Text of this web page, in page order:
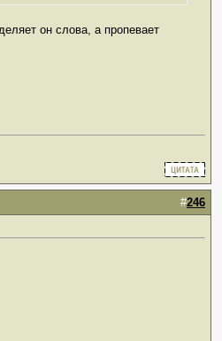
он слова, а пропевает
#246